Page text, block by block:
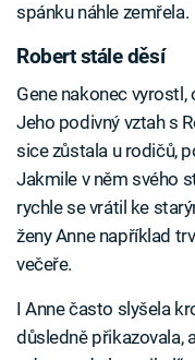
spánku náhle zemřela.
Robert stále děsí
Gene nakonec vyrostl,
Jeho podivný vztah s
sice zůstala u rodičů,
Jakmile v něm svého
rychle se vrátil ke
ženy Anne například
večeře.
I Anne často slyšela
důsledně přikazovala,